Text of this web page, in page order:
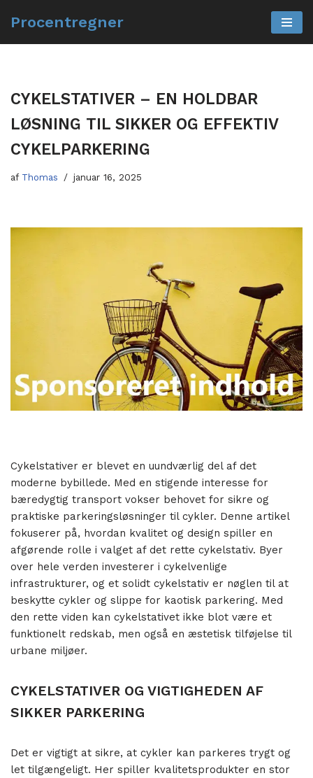
Procentregner
CYKELSTATIVER – EN HOLDBAR
LØSNING TIL SIKKER OG EFFEKTIV
CYKELPARKERING
af Thomas januar 16, 2025
Cykelstativer er blevet en uundværlig del af det
moderne bybillede. Med en stigende interesse for
bæredygtig transport vokser behovet for sikre og
praktiske parkeringsløsninger til cykler. Denne artikel
fokuserer på, hvordan kvalitet og design spiller en
afgørende rolle i valget af det rette cykelstativ. Byer
over hele verden investerer i cykelvenlige
infrastrukturer, og et solidt cykelstativ er nøglen til at
beskytte cykler og slippe for kaotisk parkering. Med
den rette viden kan cykelstativet ikke blot være et
funktionelt redskab, men også en æstetisk tilføjelse til
urbane miljøer.
CYKELSTATIVER OG VIGTIGHEDEN AF
SIKKER PARKERING
Det er vigtigt at sikre, at cykler kan parkeres trygt og
let tilgængeligt. Her spiller kvalitetsprodukter en stor